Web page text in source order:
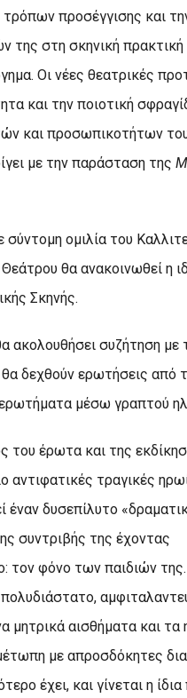
προσέγγισης και
της στη σκηνική πρακτική
Οι νέες θεατρικές
και την ποιοτική
και προσωπικοτήτων
με την παράσταση της
ομιλία του
θα ανακοινωθεί η
Σκηνής.
ακολουθήσει συζήτηση με
δεχθούν ερωτήσεις από
μέσω γραπτού
του έρωτα και της
αντιφατικές τραγικές
έναν δυσεπίλυτο
συντριβής της έχοντας
τον φόνο των παιδιών της.
μητρικά αισθήματα και
με απροσδόκητες
έχει, και γίνεται η